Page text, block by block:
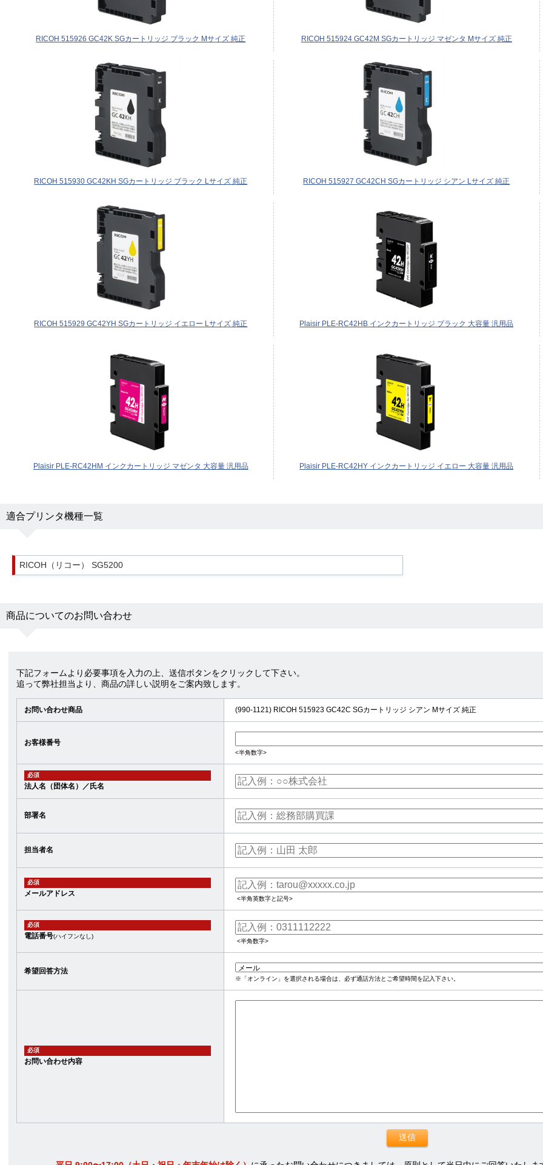
RICOH 515926 GC42K SGカートリッジ ブラック Mサイズ 純正 RICOH 515924 GC42M SGカートリッジ マゼンタ Mサイズ 純正
RICOH 515930 GC42KH SGカートリッジ ブラック Lサイズ 純正 RICOH 515927 GC42CH SGカートリッジ シアン Lサイズ 純正
RICOH 515929 GC42YH SGカートリッジ イエロー Lサイズ 純正 Plaisir PLE-RC42HB インクカートリッジ ブラック 大容量 汎用品
Plaisir PLE-RC42HM インクカートリッジ マゼンタ 大容量 汎用品 Plaisir PLE-RC42HY インクカートリッジ イエロー 大容量 汎用品
適合プリンタ機種一覧
RICOH（リコー） SG5200
商品についてのお問い合わせ
下記フォームより必要事項を入力の上、送信ボタンをクリックして下さい。
追って弊社担当より、商品の詳しい説明をご案内致します。
お問い合わせ商品 (990-1121) RICOH 515923 GC42C SGカートリッジ シアン Mサイズ 純正
お客様番号
<半角数字>
必須
法人名（団体名）／氏名
部署名
担当者名
必須
メールアドレス
<半角英数字と記号>
必須
電話番号(ハイフンなし)
<半角数字>
希望回答方法
※「オンライン」を選択される場合は、必ず通話方法とご希望時間を記入下さい。
必須
お問い合わせ内容